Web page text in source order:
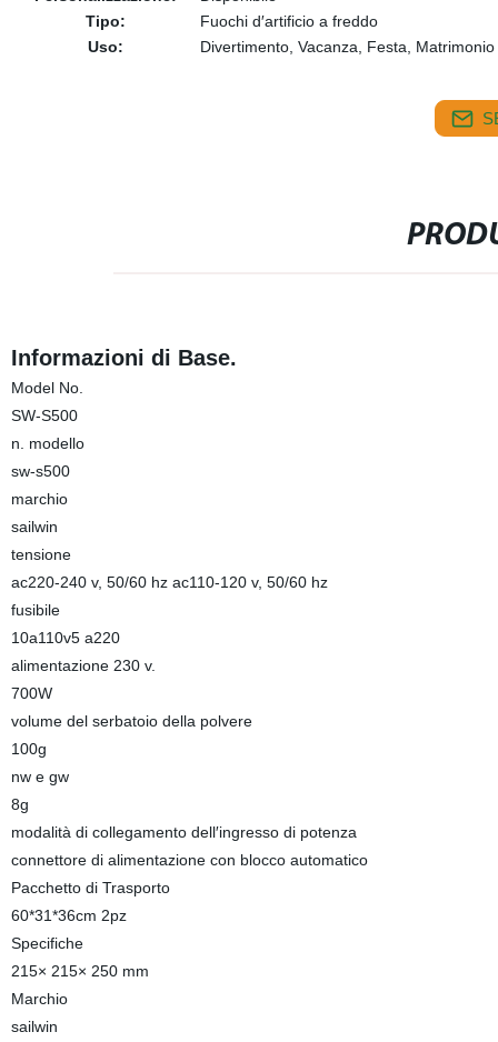
Tipo:
Fuochi d′artificio a freddo
Uso:
Divertimento, Vacanza, Festa, Matrimonio
Informazioni di Base.
Model No.
SW-S500
n. modello
sw-s500
marchio
sailwin
tensione
ac220-240 v, 50/60 hz ac110-120 v, 50/60 hz
fusibile
10a110v5 a220
alimentazione 230 v.
700W
volume del serbatoio della polvere
100g
nw e gw
8g
modalità di collegamento dell′ingresso di potenza
connettore di alimentazione con blocco automatico
Pacchetto di Trasporto
60*31*36cm 2pz
Specifiche
215× 215× 250 mm
Marchio
sailwin